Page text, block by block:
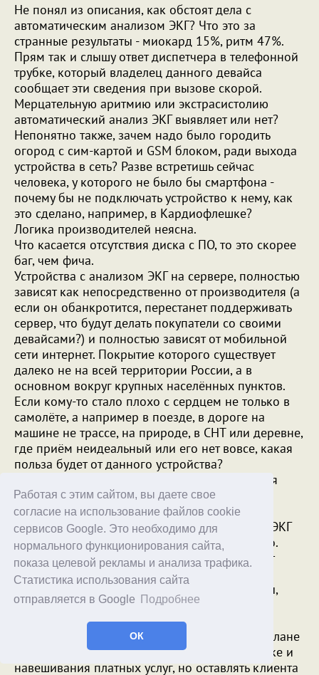
Работая с этим сайтом, вы даете свое
согласие на использование файлов cookie
сервисов Google. Это необходимо для
нормального функционирования сайта,
показа целевой рекламы и анализа трафика.
Статистика использования сайта
отправляется в Google
Подробнее
ОК
Не понял из описания, как обстоят дела с
автоматическим анализом ЭКГ? Что это за
странные результаты - миокард 15%, ритм 47%.
Прям так и слышу ответ диспетчера в телефонной
трубке, который владелец данного девайса
сообщает эти сведения при вызове скорой.
Мерцательную аритмию или экстрасистолию
автоматический анализ ЭКГ выявляет или нет?
Непонятно также, зачем надо было городить
огород с сим-картой и GSM блоком, ради выхода
устройства в сеть? Разве встретишь сейчас
человека, у которого не было бы смартфона -
почему бы не подключать устройство к нему, как
это сделано, например, в Кардиофлешке?
Логика производителей неясна.
Что касается отсутствия диска с ПО, то это скорее
баг, чем фича.
Устройства с анализом ЭКГ на сервере, полностью
зависят как непосредственно от производителя (а
если он обанкротится, перестанет поддерживать
сервер, что будут делать покупатели со своими
девайсами?) и полностью зависят от мобильной
сети интернет. Покрытие которого существует
далеко не на всей территории России, а в
основном вокруг крупных населённых пунктов.
Если кому-то стало плохо с сердцем не только в
самолёте, а например в поезде, в дороге на
машине не трассе, на природе, в СНТ или деревне,
где приём неидеальный или его нет вовсе, какая
польза будет от данного устройства?
Вот если бы производитель сделал гаджет для
совместной работы со смартфоном и
комплектовал устройство с софтом под
Android/Apple для автоматического анализа ЭКГ
оффлайн на телефоне - вот это было бы круто.
Но я такого не встречал. Был какой-то проект
давно, но он, похоже, давно заглох. Все
устройства подобного типа, что мне известны,
используют автоматический анализ ЭКГ на
сервере и зависят от производителя и сети.
Понятно, что производителю это выгодно в плане
удержания пользователя на коротком поводке и
навешивания платных услуг, но оставлять клиента